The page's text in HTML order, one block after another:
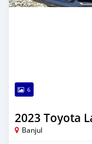
6
2023 Toyota
Banjul